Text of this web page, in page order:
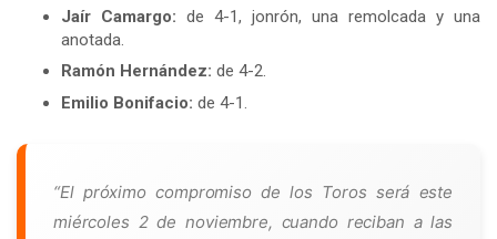
Jaír Camargo: de 4-1, jonrón, una remolcada y una
anotada.
Ramón Hernández: de 4-2.
Emilio Bonifacio: de 4-1.
“El próximo compromiso de los Toros será este
miércoles 2 de noviembre, cuando reciban a las